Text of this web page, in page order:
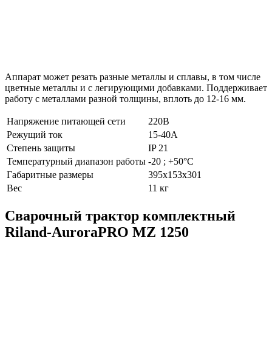
Аппарат может резать разные металлы и сплавы, в том числе
цветные металлы и с легирующими добавками. Поддерживает
работу с металлами разной толщины, вплоть до 12-16 мм.
Напряжение питающей сети
220В
Режущий ток
15-40А
Степень защиты
IP 21
Температурный диапазон работы -20 ; +50°C
Габаритные размеры
395x153x301
Вес
11 кг
Сварочный трактор комплектный
Riland-AuroraPRO MZ 1250